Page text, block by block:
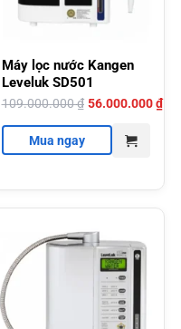
Máy lọc nước Kangen
Leveluk SD501
109.000.000₫
Giá
là:
109.000.000 ₫.
56.000.000₫
Giá
tại
56.000.000 ₫.
Mua ngay